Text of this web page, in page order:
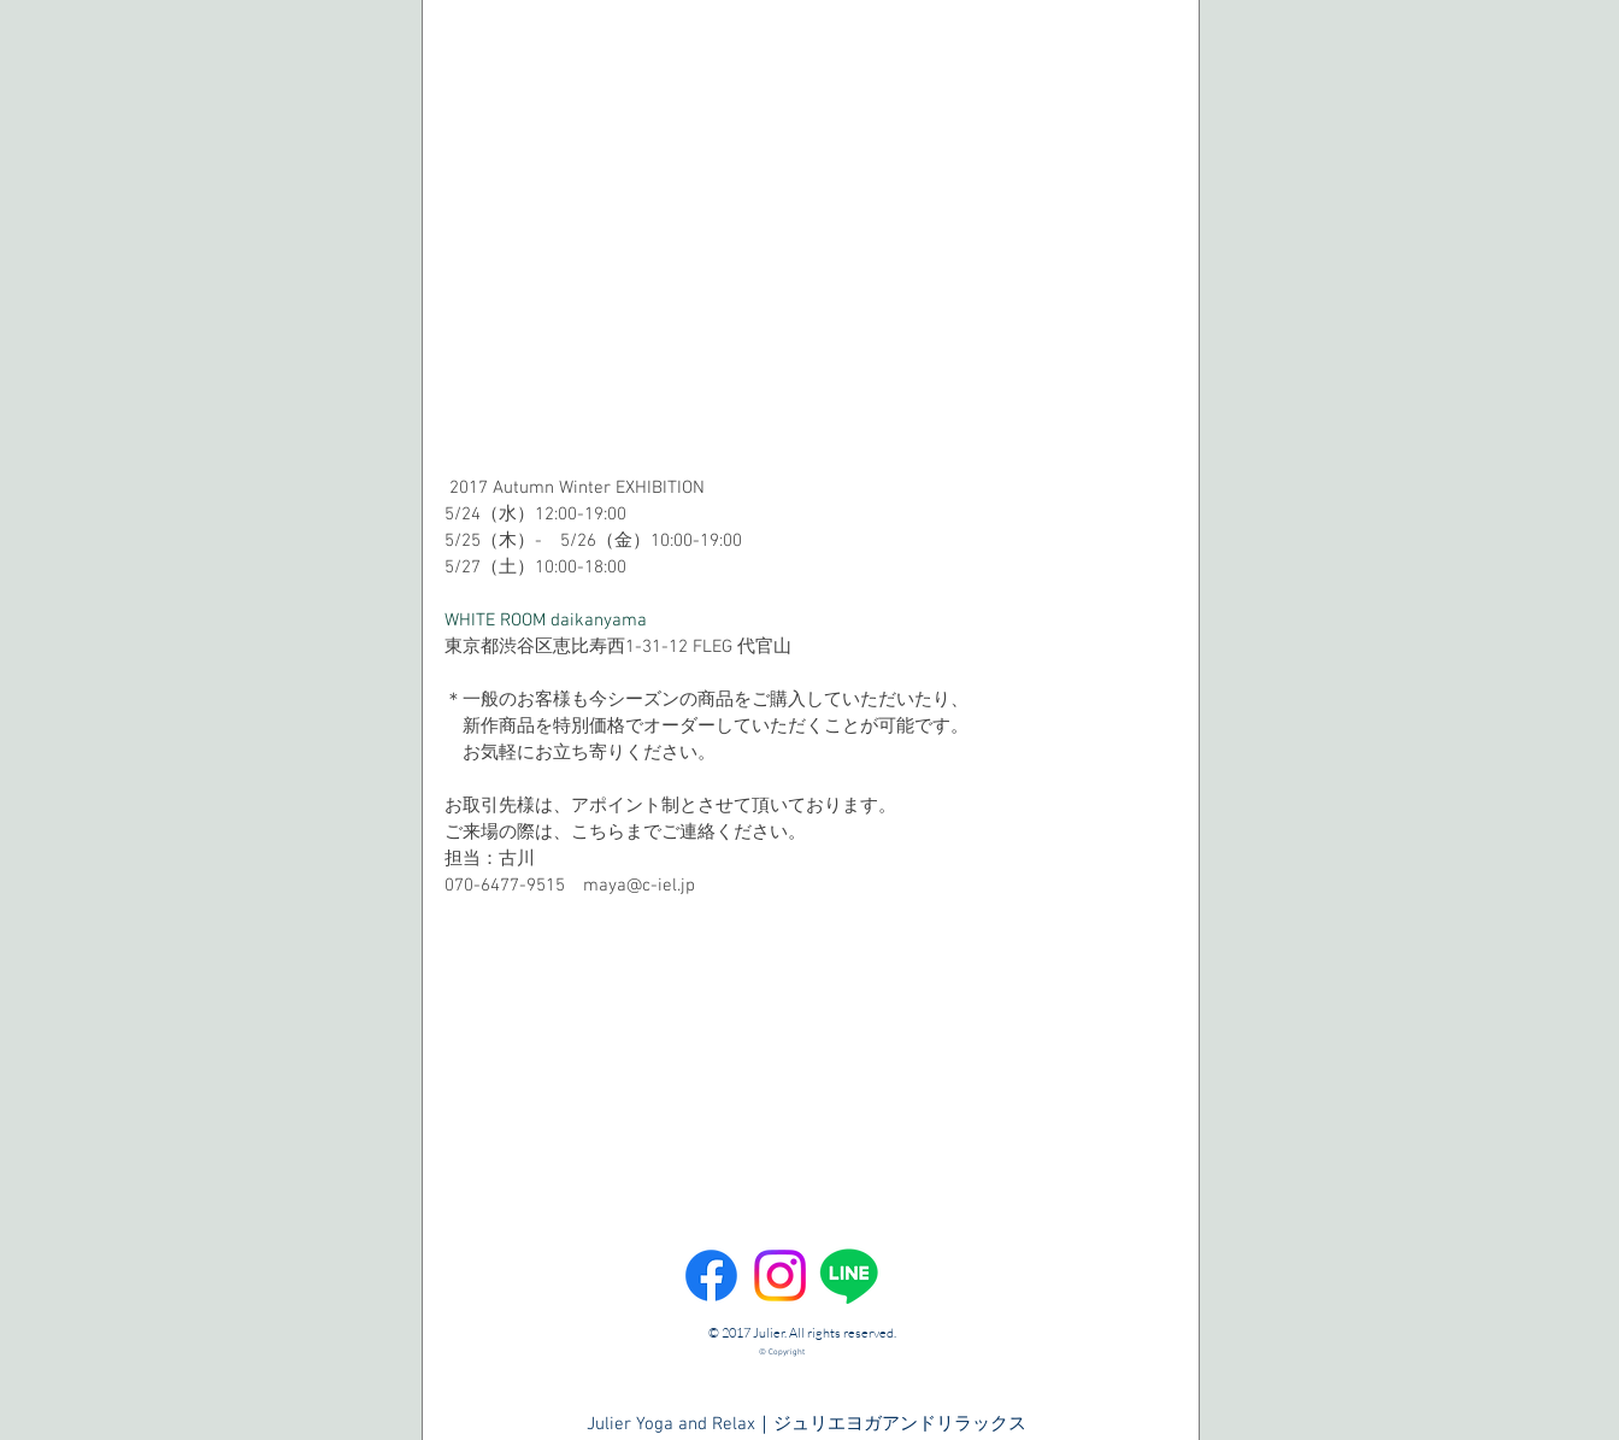
2017 Autumn Winter EXHIBITION
5/24（水）12:00-19:00
5/25（木）-　5/26（金）10:00-19:00
5/27（土）10:00-18:00
WHITE ROOM daikanyama
東京都渋谷区恵比寿西1-31-12 FLEG 代官山
＊一般のお客様も今シーズンの商品をご購入していただいたり、
新作商品を特別価格でオーダーしていただくことが可能です。
お気軽にお立ち寄りください。
お取引先様は、アポイント制とさせて頂いております。
ご来場の際は、こちらまでご連絡ください。
担当：古川
070-6477-9515　maya@c-iel.jp
© 2017 Julier. All rights reserved.
© Copyright
​Julier Yoga and Relax｜ジュリエヨガアンドリラックス